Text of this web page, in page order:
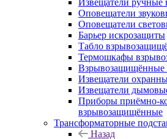
Извещатели
Оповещатели
Оповещатели
Барьер искрозащиты
Табло
Термошкафы
Взрывозащищённые
Извещатели
Извещатели
Приборы приёмно-
взрывозащищённые
Трансформаторные
Назад